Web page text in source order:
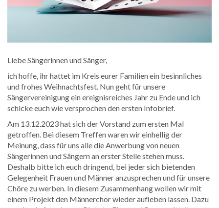
Liebe Sängerinnen und Sänger,
ich hoffe, ihr hattet im Kreis eurer Familien ein besinnliches
und frohes Weihnachtsfest. Nun geht für unsere
Sängervereinigung ein ereignisreiches Jahr zu Ende und ich
schicke euch wie versprochen den ersten Infobrief.
Am 13.12.2023 hat sich der Vorstand zum ersten Mal
getroffen. Bei diesem Treffen waren wir einhellig der
Meinung, dass für uns alle die Anwerbung von neuen
Sängerinnen und Sängern an erster Stelle stehen muss.
Deshalb bitte ich euch dringend, bei jeder sich bietenden
Gelegenheit Frauen und Männer anzusprechen und für unsere
Chöre zu werben. In diesem Zusammenhang wollen wir mit
einem Projekt den Männerchor wieder aufleben lassen. Dazu